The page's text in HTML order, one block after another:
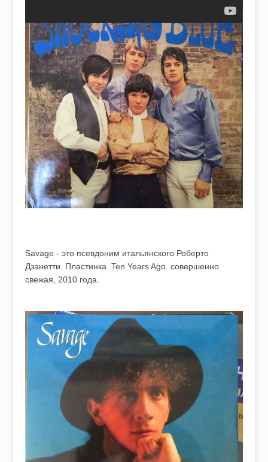
Savage - это псевдоним итальянского Роберто
Дзанетти. Пластинка Ten Years Ago совершенно
свежая, 2010 года.